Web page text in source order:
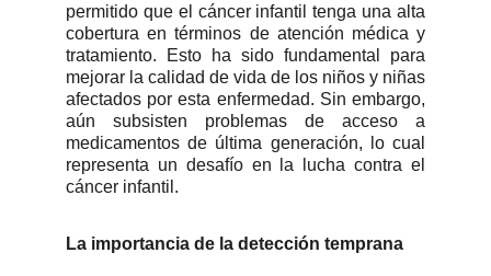
permitido que el cáncer infantil tenga una alta
cobertura en términos de atención médica y
tratamiento. Esto ha sido fundamental para
mejorar la calidad de vida de los niños y niñas
afectados por esta enfermedad. Sin embargo,
aún subsisten problemas de acceso a
medicamentos de última generación, lo cual
representa un desafío en la lucha contra el
cáncer infantil.
La importancia de la detección temprana